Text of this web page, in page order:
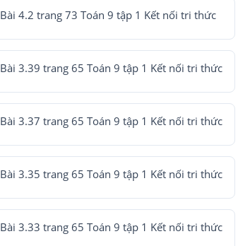
Bài 4.2 trang 73 Toán 9 tập 1 Kết nối tri thức
Bài 3.39 trang 65 Toán 9 tập 1 Kết nối tri thức
Bài 3.37 trang 65 Toán 9 tập 1 Kết nối tri thức
Bài 3.35 trang 65 Toán 9 tập 1 Kết nối tri thức
Bài 3.33 trang 65 Toán 9 tập 1 Kết nối tri thức